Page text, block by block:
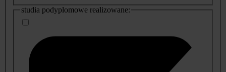
studia podyplomowe realizowane: